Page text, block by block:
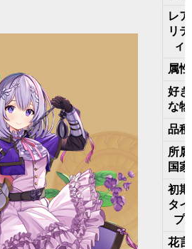
レア
リテ
ィ
属性
好き
な物
品種
所属
国家
初期
タイ
プ
花言